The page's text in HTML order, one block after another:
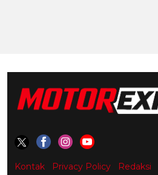
Kontak Privacy Policy Redaksi